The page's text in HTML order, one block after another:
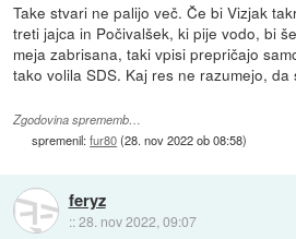
Take stvari ne palijo več. Če bi Vizjak
treti jajca in Počivalšek, ki pije vodo, bi
meja zabrisana, taki vpisi prepričajo
tako volila SDS. Kaj res ne razumejo, da
Zgodovina sprememb…
spremenil:fur80(28. nov 2022 ob 08:58)
feryz
::28. nov 2022, 09:07